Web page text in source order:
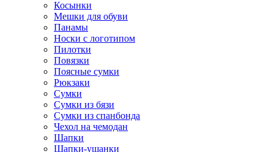
Косынки
Мешки для обуви
Панамы
Носки с логотипом
Пилотки
Повязки
Поясные сумки
Рюкзаки
Сумки
Сумки из бязи
Сумки из спанбонда
Чехол на чемодан
Шапки
Шапки-ушанки